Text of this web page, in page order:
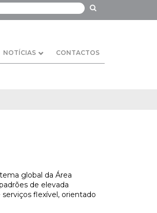
NOTÍCIAS CONTACTOS
global da Área
de elevada
flexível, orientado